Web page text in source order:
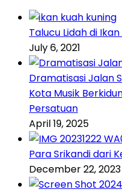
Talucu Lidah di
July 6, 2021
Dramatisasi Jalan
Kota Musik
Persatuan
April 19, 2025
Para Srikandi dari
December 22, 2023